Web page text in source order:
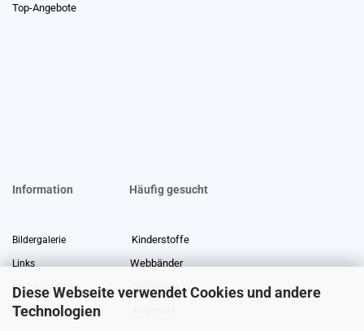
Diese Webseite verwendet Cookies und andere
Technologien
Top-Angebote
Information Häufig gesucht
Bildergalerie Kinderstoffe
Links Webbänder
Stoffe Lexikon Stoffreste
Über uns